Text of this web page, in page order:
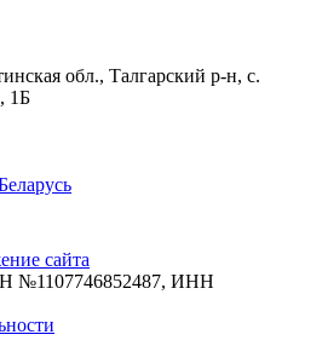
обл., Талгарский р-н, с.
1Б
сайта
№1107746852487, ИНН